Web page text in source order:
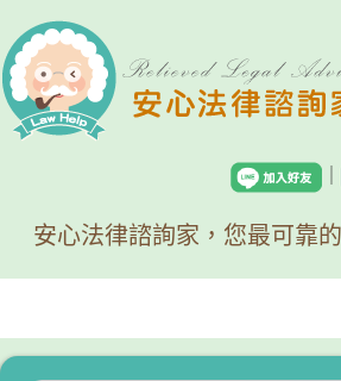
安心法律諮詢家，您最可靠